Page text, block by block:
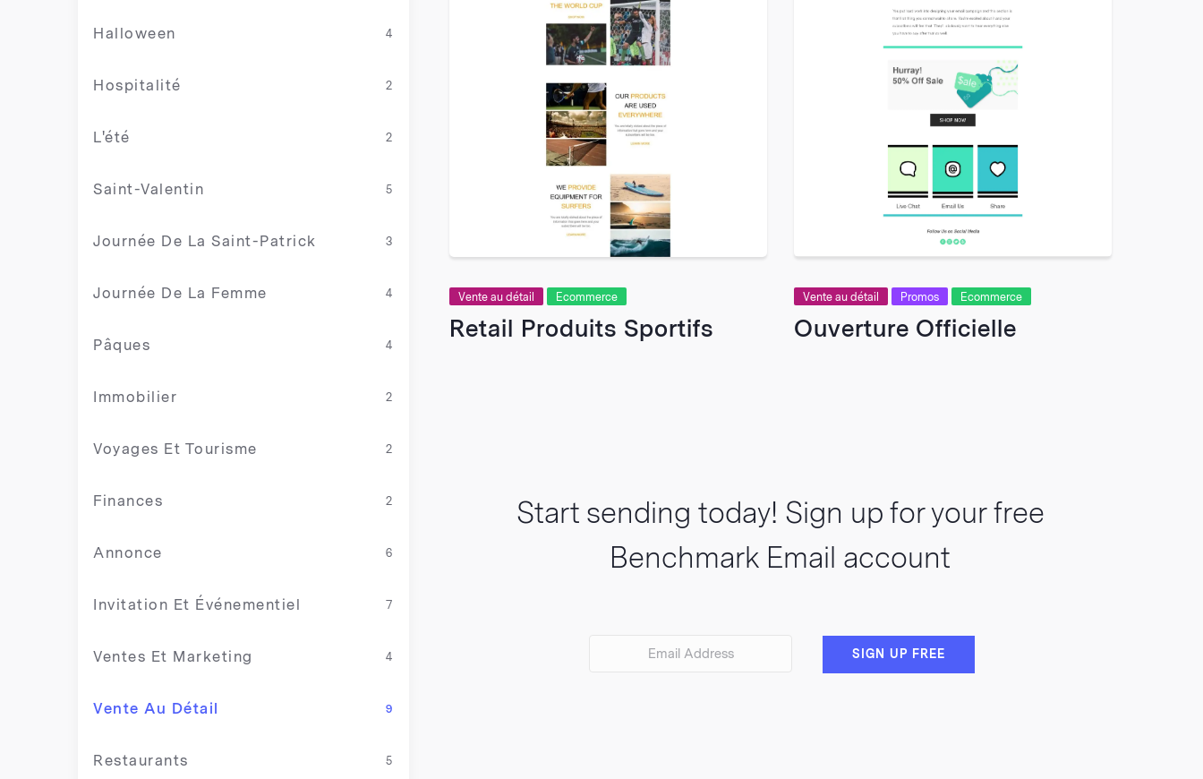
Halloween 4
Hospitalité 2
L'été 2
Saint-Valentin 5
Journée De La Saint-Patrick 3
Journée De La Femme 4
Pâques 4
Immobilier 2
Voyages Et Tourisme 2
Finances 2
Annonce 6
Invitation Et Événementiel 7
Ventes Et Marketing 4
Vente Au Détail 9
Restaurants 5
Vente au détail Ecommerce
Retail Produits Sportifs
Vente au détail Promos Ecommerce
Ouverture Officielle
Start sending today! Sign up for your free
Benchmark Email account
VIEW VIEW